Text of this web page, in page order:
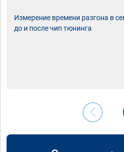
Измерение времени разгона в
до и после чип тюнинга